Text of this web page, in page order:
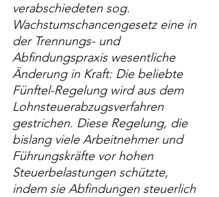
verabschiedeten sog.
Wachstumschancengesetz eine in
der Trennungs- und
Abfindungspraxis wesentliche
Änderung in Kraft: Die beliebte
Fünftel-Regelung wird aus dem
Lohnsteuerabzugsverfahren
gestrichen. Diese Regelung, die
bislang viele Arbeitnehmer und
Führungskräfte vor hohen
Steuerbelastungen schützte,
indem sie Abfindungen steuerlich